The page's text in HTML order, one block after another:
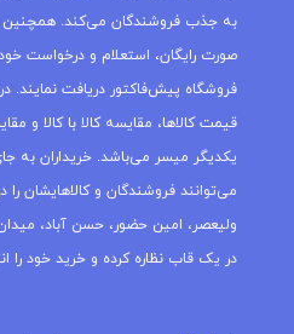
به جذب فروشندگان می‌کند. همچنین
صورت رایگان، استعلام و درخواست
فروشگاه پیش‌فاکتور دریافت نمایند.
قیمت کالاها، مقایسه کالا با کالا و
یکدیگر میسر می‌باشد. خریداران به
می‌توانند فروشندگان و کالاهایشان را
ولیعصر، امین حضور، حسن آباد،
در یک قاب نظاره کرده و خرید خود را